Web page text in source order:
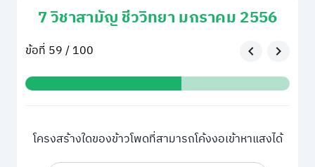
7 วิชาสามัญ ชีววิทยา มกราคม 2556
ข้อที่ 59 / 100
โครงสร้างใดของข้าวโพดที่สามารถโค้งงอเข้าหาแสงได้